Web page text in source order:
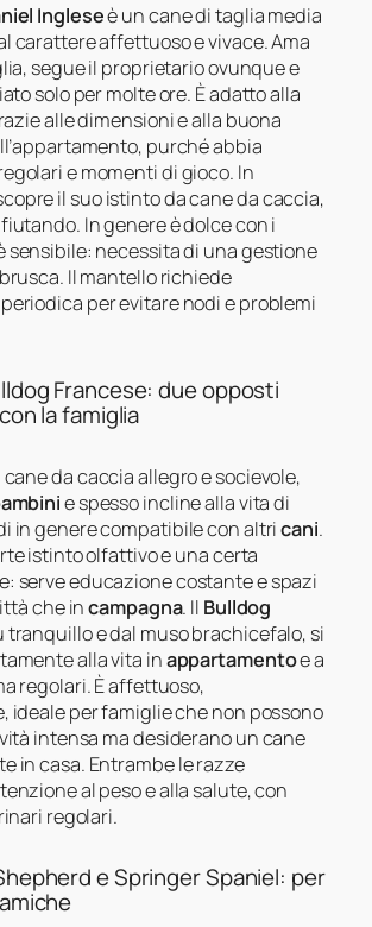
Ingleseè un cane di taglia media
carattere affettuoso e vivace. Ama
segue il proprietario ovunque e
solo per molte ore. È adatto alla
alle dimensioni e alla buona
purché abbia
e momenti di gioco. In
il suo istinto da cane da caccia,
In genere è dolce con i
sensibile: necessita di una gestione
Il mantello richiede
per evitare nodi e problemi
Francese: due opposti
la famiglia
cane da caccia allegro e socievole,
e spesso incline alla vita di
in genere compatibile con altricani.
istinto olfattivo e una certa
serve educazione costante e spazi
che incampagna. Il Bulldog
tranquillo e dal muso brachicefalo, si
alla vita inappartamentoe a
regolari. È affettuoso,
ideale per famiglie che non possono
intensa ma desiderano un cane
in casa. Entrambe le razze
al peso e alla salute, con
regolari.
e Springer Spaniel: per